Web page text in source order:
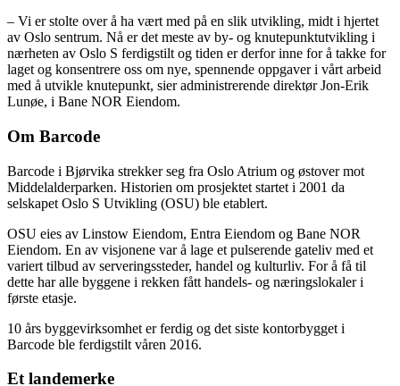
– Vi er stolte over å ha vært med på en slik utvikling, midt i hjertet
av Oslo sentrum. Nå er det meste av by- og knutepunktutvikling i
nærheten av Oslo S ferdigstilt og tiden er derfor inne for å takke for
laget og konsentrere oss om nye, spennende oppgaver i vårt arbeid
med å utvikle knutepunkt, sier administrerende direktør Jon-Erik
Lunøe, i Bane NOR Eiendom.
Om Barcode
Barcode i Bjørvika strekker seg fra Oslo Atrium og østover mot
Middelalderparken. Historien om prosjektet startet i 2001 da
selskapet Oslo S Utvikling (OSU) ble etablert.
OSU eies av Linstow Eiendom, Entra Eiendom og Bane NOR
Eiendom. En av visjonene var å lage et pulserende gateliv med et
variert tilbud av serveringssteder, handel og kulturliv. For å få til
dette har alle byggene i rekken fått handels- og næringslokaler i
første etasje.
10 års byggevirksomhet er ferdig og det siste kontorbygget i
Barcode ble ferdigstilt våren 2016.
Et landemerke